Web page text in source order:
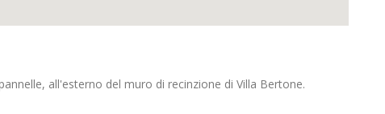
all'esterno del muro di recinzione di Villa Bertone.